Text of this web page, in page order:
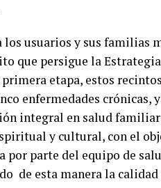
los usuarios y sus
que persigue la
primera etapa, estos
enfermedades crónicas,
integral en salud
y cultural, con el
por parte del equipo de
de esta manera la calidad